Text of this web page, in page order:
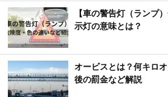
【車の警告灯（ランプ
示灯の意味とは？
オービスとは？何キロ
後の罰金など解説